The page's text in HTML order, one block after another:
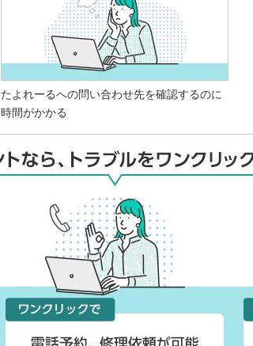
たよれーるへの問い合わせ先を確認するのに
時間がかかる